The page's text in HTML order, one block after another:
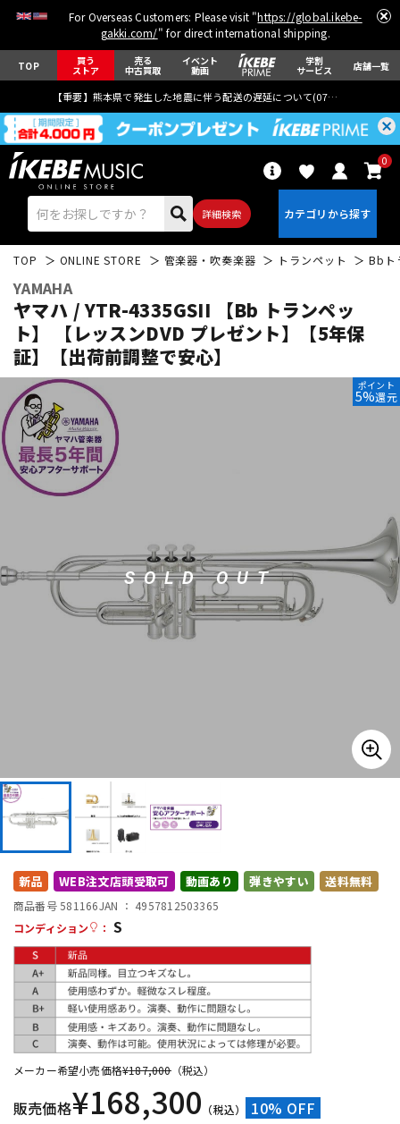
For Overseas Customers: Please visit "https://global.ikebe-
gakki.com/" for direct international shipping.
TOP 買う
ストア
売る
中古買取
イベント
動画
学割
サービス 店舗一覧
【重要】熊本県で発生した地震に伴う配送の遅延について(07月29日
詳細検索
0
エレキギター
ベース
ドラム
キーボード 電子ピアノ
管楽器 その他楽器
DTM オンライン納品
配信/ライブ機器 楽器アクセサリ
TOP ONLINE STORE 管楽器・吹奏楽器 トランペット Bbト
YAMAHA
ヤマハ / YTR-4335GSII 【Bb トランペッ
ト】 【レッスンDVD プレゼント】【5年保
証】【出荷前調整で安心】
SOLD OUT
ポイント
5%還元
新品 WEB注文店頭受取可 動画あり 弾きやすい 送料無料
商品番号 581166JAN ： 4957812503365
コンディション
： S
メーカー希望小売価格¥187,000（税込）
販売価格¥168,300 （税込） 10% OFF